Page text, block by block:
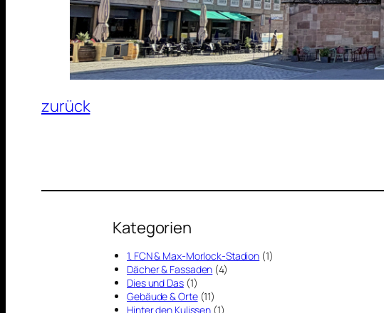
zurück
Kategorien
1. FCN & Max-Morlock-Stadion (1)
Dächer & Fassaden (4)
Dies und Das(1)
Gebäude & Orte(11)
Hinter den Kulissen (1)